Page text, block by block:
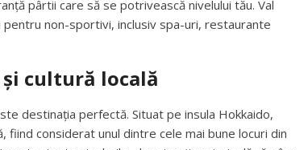
pârtii care să se potrivească nivelului tău. Val
non-sportivi, inclusiv spa-uri, restaurante
și cultură locală
destinația perfectă. Situat pe insula Hokkaido,
considerat unul dintre cele mai bune locuri din